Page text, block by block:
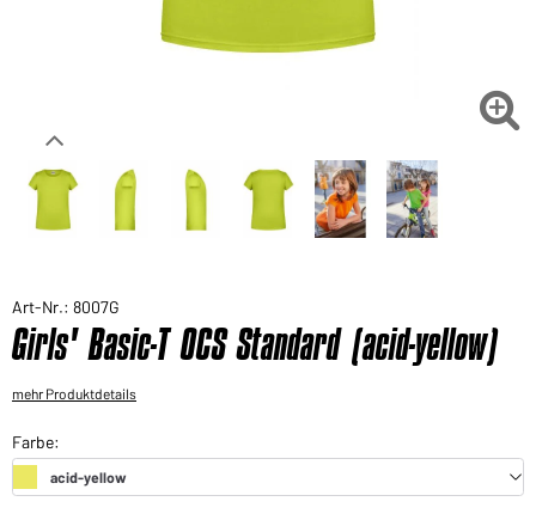
Sie möchten gerne für Ihren privaten Bedarf

Art-Nr.: 8007G
Girls' Basic-T OCS Standard (acid-yellow)
mehr Produktdetails